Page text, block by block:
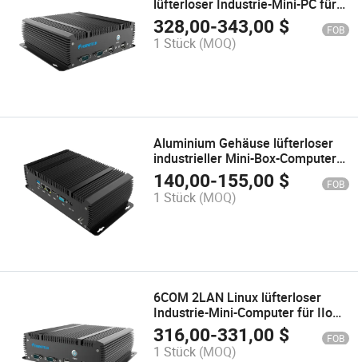
lüfterloser Industrie-Mini-PC für
IIoT mit I5-10210u
328,00-343,00 $ FOB
1 Stück (MOQ)
Aluminium Gehäuse lüfterloser
industrieller Mini-Box-Computer
mit Intel J1900
140,00-155,00 $ FOB
1 Stück (MOQ)
6COM 2LAN Linux lüfterloser
Industrie-Mini-Computer für IIoT
mit I5-10210u
316,00-331,00 $ FOB
1 Stück (MOQ)